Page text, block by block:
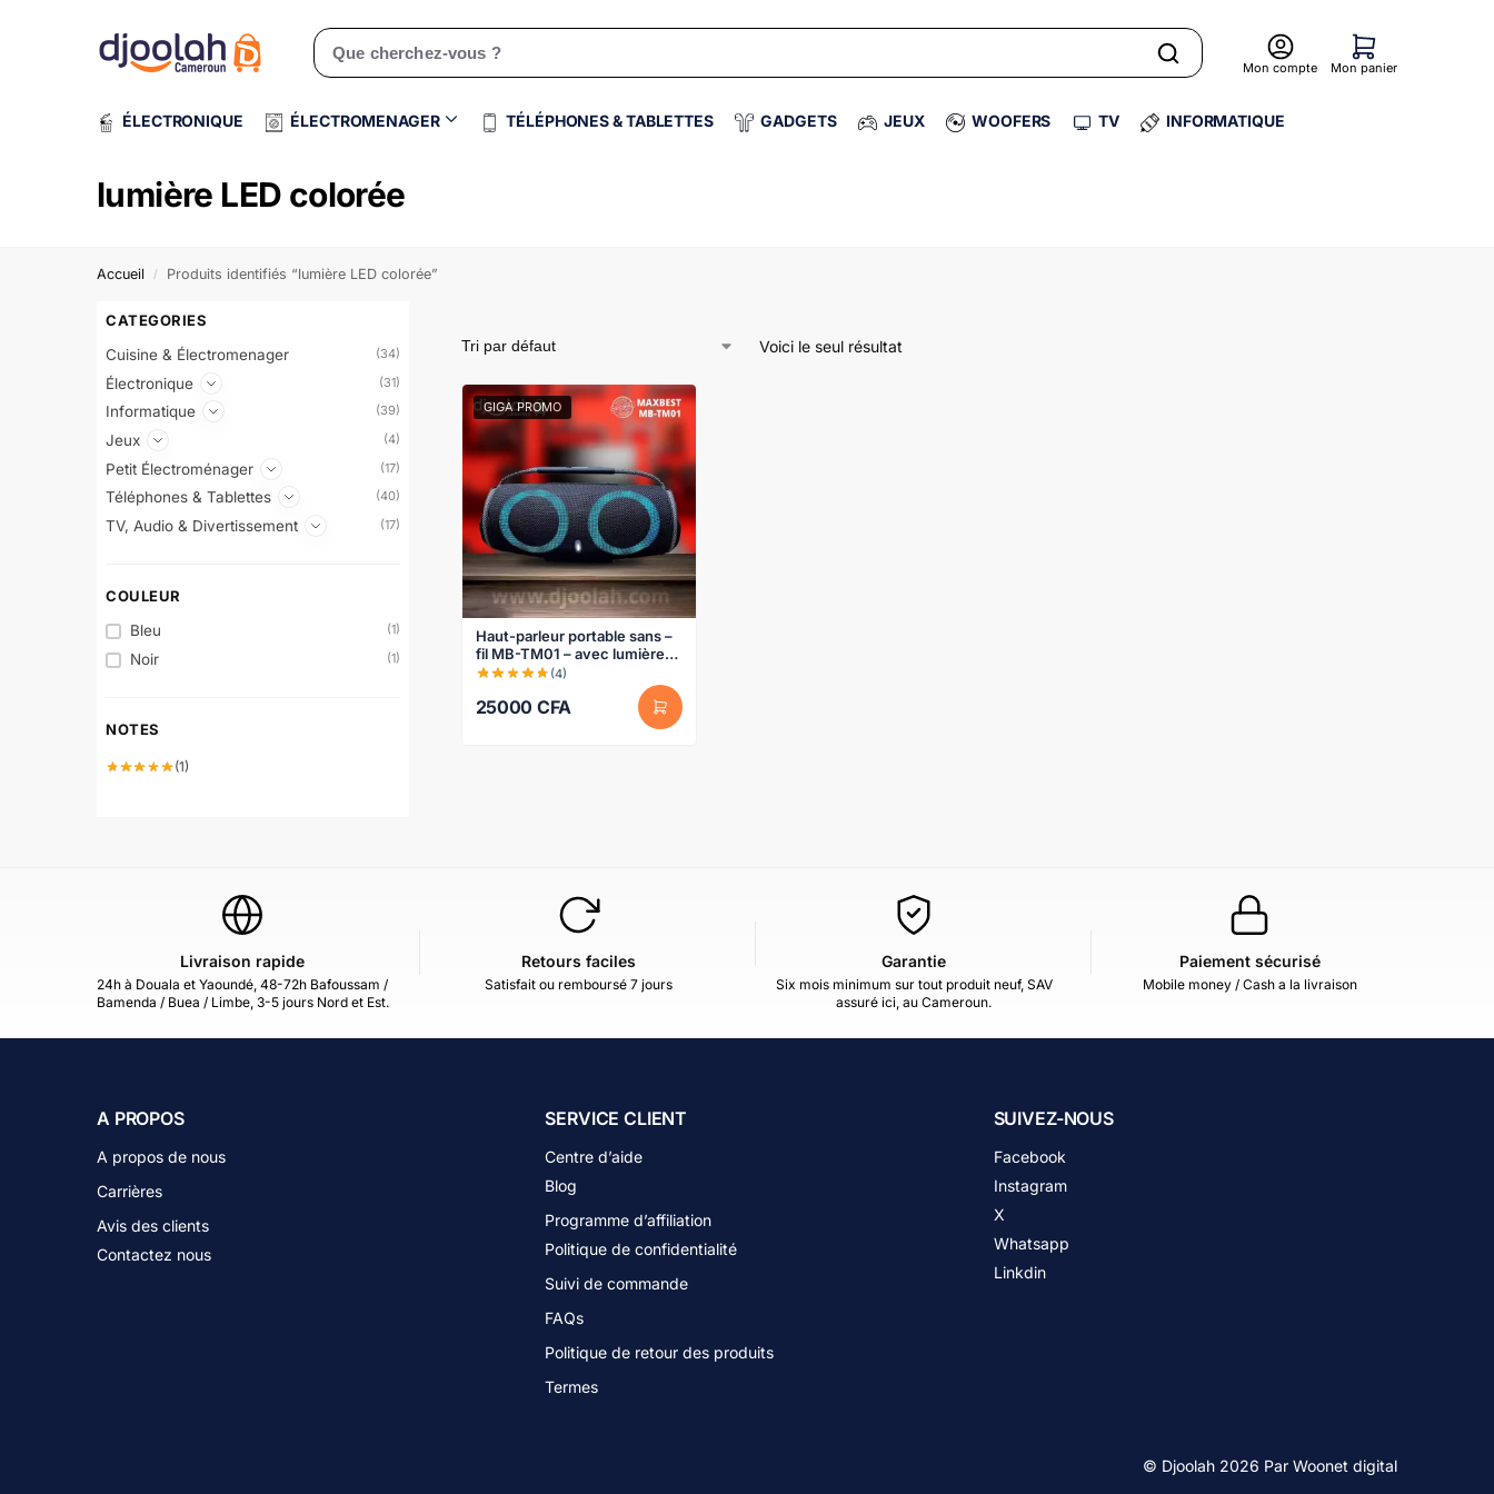
Rechercher un produit Mon compte Mon panier
ÉLECTRONIQUE ÉLECTROMENAGER TÉLÉPHONES & TABLETTES GADGETS JEUX WOOFERS TV INFORMATIQUE
lumière LED colorée
Accueil / Produits identifiés “lumière LED colorée”
Voici le seul résultat
GIGA PROMO
Haut-parleur portable sans –
fil MB-TM01 – avec lumières
colorées bluetooth 30W
(4)
25000 CFA
CATEGORIES
Cuisine & Électromenager
(34)
Électronique (31)
Informatique (39)
Jeux (4)
Petit Électroménager (17)
Téléphones & Tablettes (40)
TV, Audio & Divertissement (17)
COULEUR
Bleu
(1)
Noir (1)
NOTES
(1)
Livraison rapide
24h à Douala et Yaoundé, 48-72h Bafoussam /
Bamenda / Buea / Limbe, 3-5 jours Nord et Est.
Retours faciles
Satisfait ou remboursé 7 jours
Garantie
Six mois minimum sur tout produit neuf, SAV
assuré ici, au Cameroun.
Paiement sécurisé
Mobile money / Cash a la livraison
A PROPOS
A propos de nous
Carrières
Avis des clients
Contactez nous
SERVICE CLIENT
Centre d’aide
Blog
Programme d’affiliation
Politique de confidentialité
Suivi de commande
FAQs
Politique de retour des produits
Termes
SUIVEZ-NOUS
Facebook
Instagram
X
Whatsapp
Linkdin
© Djoolah 2026 Par Woonet digital